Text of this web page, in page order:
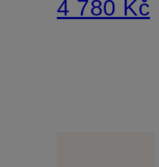
4 780 Kč